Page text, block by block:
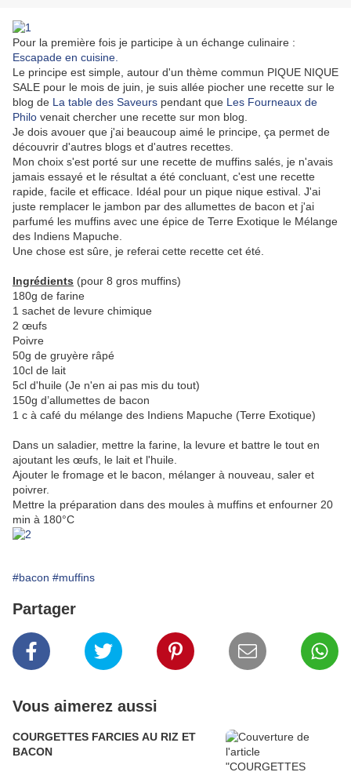
Pour la première fois je participe à un échange culinaire :
Escapade en cuisine.
Le principe est simple, autour d'un thème commun PIQUE NIQUE
SALE pour le mois de juin, je suis allée piocher une recette sur le
blog de La table des Saveurs pendant que Les Fourneaux de
Philo venait chercher une recette sur mon blog.
Je dois avouer que j'ai beaucoup aimé le principe, ça permet de
découvrir d'autres blogs et d'autres recettes.
Mon choix s'est porté sur une recette de muffins salés, je n'avais
jamais essayé et le résultat a été concluant, c'est une recette
rapide, facile et efficace. Idéal pour un pique nique estival. J'ai
juste remplacer le jambon par des allumettes de bacon et j'ai
parfumé les muffins avec une épice de Terre Exotique le Mélange
des Indiens Mapuche.
Une chose est sûre, je referai cette recette cet été.
Ingrédients (pour 8 gros muffins)
180g de farine
1 sachet de levure chimique
2 œufs
Poivre
50g de gruyère râpé
10cl de lait
5cl d'huile (Je n'en ai pas mis du tout)
150g d’allumettes de bacon
1 c à café du mélange des Indiens Mapuche (Terre Exotique)
Dans un saladier, mettre la farine, la levure et battre le tout en
ajoutant les œufs, le lait et l'huile.
Ajouter le fromage et le bacon, mélanger à nouveau, saler et
poivrer.
Mettre la préparation dans des moules à muffins et enfourner 20
min à 180°C
#bacon #muffins
Partager
Vous aimerez aussi
COURGETTES FARCIES AU RIZ ET
BACON